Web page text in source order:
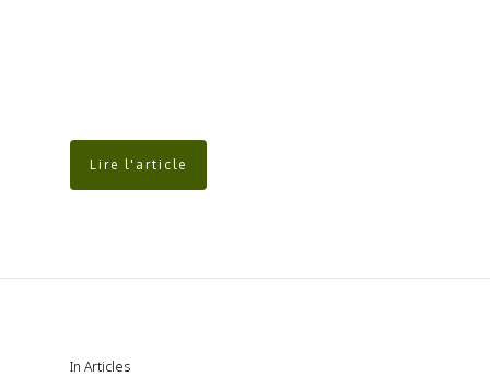
Lire l'article
In Articles